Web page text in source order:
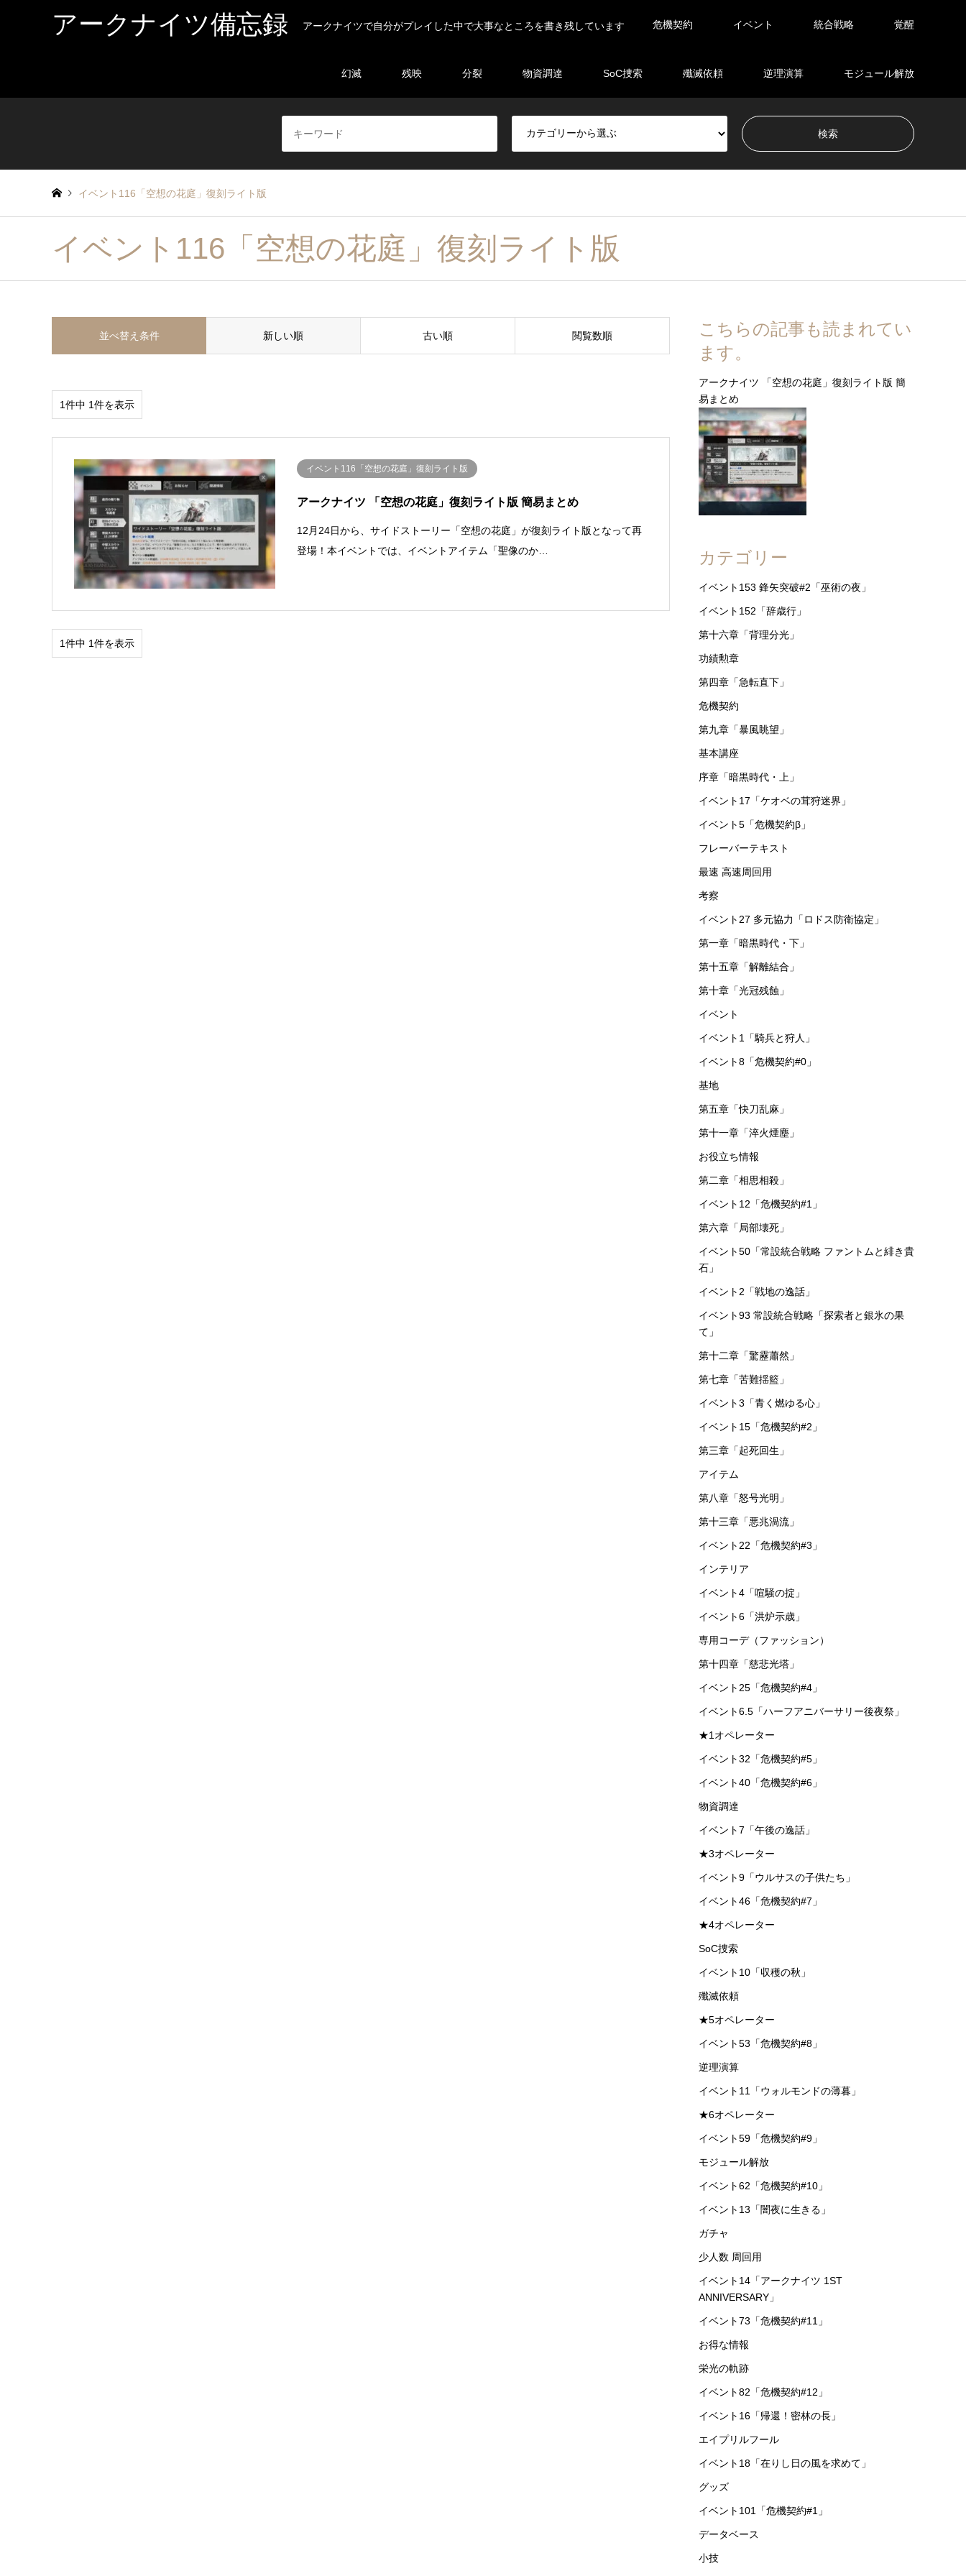
アークナイツ備忘録 アークナイツで自分がプレイした中で大事なところを書き残しています 危機契約 イベント 統合戦略 覚醒
幻滅 残映 分裂 物資調達 SoC捜索 殲滅依頼 逆理演算 モジュール解放
イベント116「空想の花庭」復刻ライト版
イベント116「空想の花庭」復刻ライト版
並べ替え条件 新しい順 古い順 閲覧数順
1件中 1件を表示
イベント116「空想の花庭」復刻ライト版
アークナイツ 「空想の花庭」復刻ライト版 簡易まとめ
12月24日から、サイドストーリー「空想の花庭」が復刻ライト版となって再
登場！本イベントでは、イベントアイテム「聖像のか…
1件中 1件を表示
こちらの記事も読まれてい
ます。
アークナイツ 「空想の花庭」復刻ライト版 簡
易まとめ
カテゴリー
イベント153 鋒矢突破#2「巫術の夜」
イベント152「辞歳行」
第十六章「背理分光」
功績勲章
第四章「急転直下」
危機契約
第九章「暴風眺望」
基本講座
序章「暗黒時代・上」
イベント17「ケオベの茸狩迷界」
イベント5「危機契約β」
フレーバーテキスト
最速 高速周回用
考察
イベント27 多元協力「ロドス防衛協定」
第一章「暗黒時代・下」
第十五章「解離結合」
第十章「光冠残蝕」
イベント
イベント1「騎兵と狩人」
イベント8「危機契約#0」
基地
第五章「快刀乱麻」
第十一章「淬火煙塵」
お役立ち情報
第二章「相思相殺」
イベント12「危機契約#1」
第六章「局部壊死」
イベント50「常設統合戦略 ファントムと緋き貴
石」
イベント2「戦地の逸話」
イベント93 常設統合戦略「探索者と銀氷の果
て」
第十二章「驚靂蕭然」
第七章「苦難揺籃」
イベント3「青く燃ゆる心」
イベント15「危機契約#2」
第三章「起死回生」
アイテム
第八章「怒号光明」
第十三章「悪兆渦流」
イベント22「危機契約#3」
インテリア
イベント4「喧騒の掟」
イベント6「洪炉示歳」
専用コーデ（ファッション）
第十四章「慈悲光塔」
イベント25「危機契約#4」
イベント6.5「ハーフアニバーサリー後夜祭」
★1オペレーター
イベント32「危機契約#5」
イベント40「危機契約#6」
物資調達
イベント7「午後の逸話」
★3オペレーター
イベント9「ウルサスの子供たち」
イベント46「危機契約#7」
★4オペレーター
SoC捜索
イベント10「収穫の秋」
殲滅依頼
★5オペレーター
イベント53「危機契約#8」
逆理演算
イベント11「ウォルモンドの薄暮」
★6オペレーター
イベント59「危機契約#9」
モジュール解放
イベント62「危機契約#10」
イベント13「闇夜に生きる」
ガチャ
少人数 周回用
イベント14「アークナイツ 1ST
ANNIVERSARY」
イベント73「危機契約#11」
お得な情報
栄光の軌跡
イベント82「危機契約#12」
イベント16「帰還！密林の長」
エイプリルフール
イベント18「在りし日の風を求めて」
グッズ
イベント101「危機契約#1」
データベース
小技